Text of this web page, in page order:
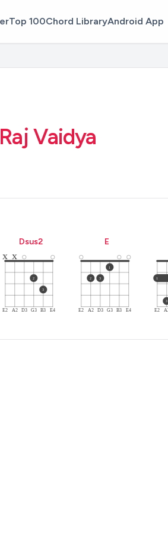
Top 100Chord LibraryAndroid App
Vaidya
Dsus2
E2 A2 D3 G3 B3 E4
x x
2
3
E
E2 A2 D3 G3 B3 E4
2 3
1
E2
1
3